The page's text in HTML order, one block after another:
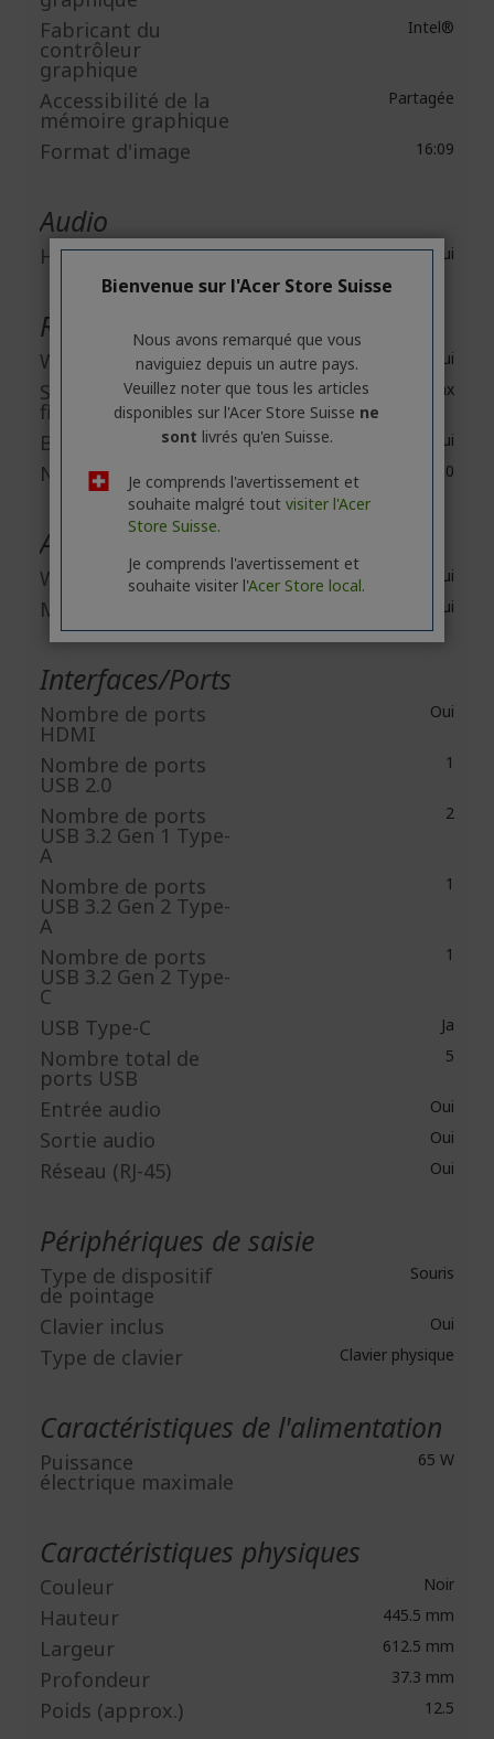
Fabricant du
contrôleur
graphique
Intel®
Accessibilité de la
mémoire graphique
Partagée
Format d'image 16:09
Audio
Haut-parleurs Oui
Réseau et communication
Wireless LAN Oui
Standard LAN sans
fil
IEEE 802.11ax
Bluetooth Oui
Norme Bluetooth Bluetooth 5.0
Appareils intégrés
Webcam Oui
Micro intégré Oui
Interfaces/Ports
Nombre de ports
HDMI
Oui
Nombre de ports
USB 2.0
1
Nombre de ports
USB 3.2 Gen 1 Type-
A
2
Nombre de ports
USB 3.2 Gen 2 Type-
A
1
Nombre de ports
USB 3.2 Gen 2 Type-
C
1
USB Type-C Ja
Nombre total de
ports USB
5
Entrée audio Oui
Sortie audio Oui
Réseau (RJ-45) Oui
Périphériques de saisie
Type de dispositif
de pointage
Souris
Clavier inclus Oui
Type de clavier Clavier physique
Caractéristiques de l'alimentation
Puissance
électrique maximale
65 W
Caractéristiques physiques
Couleur Noir
Hauteur 445.5 mm
Largeur 612.5 mm
Profondeur 37.3 mm
Poids (approx.) 12.5
Bienvenue sur l'Acer Store Suisse
Nous avons remarqué que vous
naviguiez depuis un autre pays.
Veuillez noter que tous les articles
disponibles sur l'Acer Store Suisse ne
sont livrés qu'en Suisse.
Je comprends l'avertissement et
souhaite malgré tout visiter l'Acer
Store Suisse.
Je comprends l'avertissement et
souhaite visiter l'Acer Store local.